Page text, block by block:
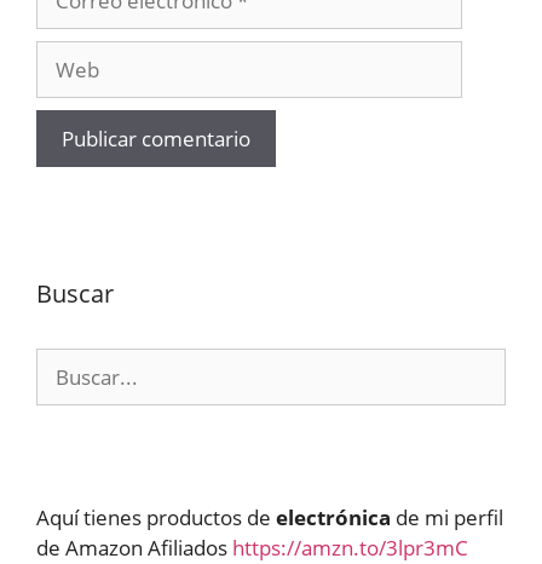
electrónico
Buscar
Aquí tienes productos de electrónica de mi perfil
de Amazon Afiliados https://amzn.to/3lpr3mC